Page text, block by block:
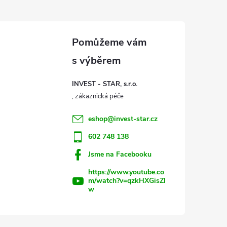
INVEST - STAR, s.r.o.
eshop@invest-star.cz
602 748 138
Jsme na Facebooku
https://www.youtube.co
m/watch?v=qzkHXGisZI
w